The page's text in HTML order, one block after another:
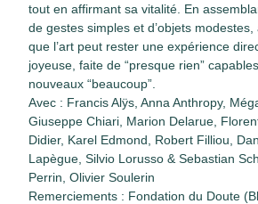
tout en affirmant sa vitalité. En
de gestes simples et d’objets
que l’art peut rester une expérience
joyeuse, faite de “presque rien”
nouveaux “beaucoup”.
Avec : Francis Alÿs, Anna Anthropy,
Giuseppe Chiari, Marion Delarue,
Didier, Karel Edmond, Robert Filliou,
Lapègue, Silvio Lorusso & Sebastian
Perrin, Olivier Soulerin
Remerciements : Fondation du Doute